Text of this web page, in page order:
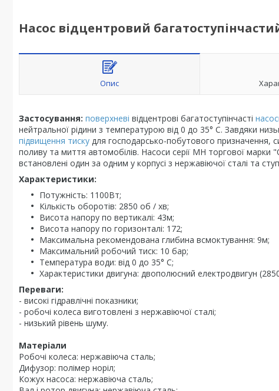
Насос відцентровий
Опис
Застосування: поверхневі відцентрові багатоступінчасті
нейтральної рідини з температурою від 0 до 35° С. Завдяки
підвищення тиску для господарсько-побутового призначення,
поливу та миття автомобілів. Насоси серії MH торгової марки
встановлені один за одним у корпусі з нержавіючої сталі та
Характеристики:
Потужність: 1100Вт;
Кількість оборотів: 2850 об / хв;
Висота напору по вертикалі: 43м;
Висота напору по горизонталі: 172;
Максимальна рекомендована глибина всмоктування: 9м;
Максимальний робочий тиск: 10 бар;
Температура води: від 0 до 35° С;
Характеристики двигуна: двополюсний електродвигун
Переваги:
- високі гідравлічні показники;
- робочі колеса виготовлені з нержавіючої сталі;
- низький рівень шуму.
Матеріали
Робочі колеса: нержавіюча сталь;
Дифузор: полімер норіл;
Кожух насоса: нержавіюча сталь;